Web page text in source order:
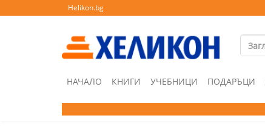
Helikon.bg
НАЧАЛО КНИГИ УЧЕБНИЦИ ПОДАРЪЦИ